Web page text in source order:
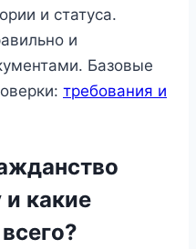
и статуса.
и
Базовые
требования и
и какие